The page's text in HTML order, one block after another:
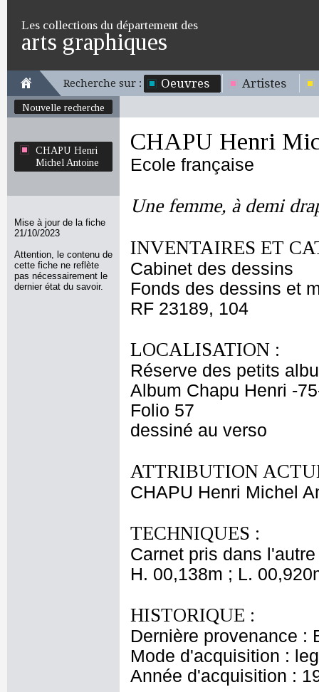
Les collections du département des
arts graphiques
Recherche sur : Oeuvres Artistes
Nouvelle recherche
CHAPU Henri
Michel Antoine
Mise à jour de la fiche
21/10/2023
Attention, le contenu de
cette fiche ne reflète
pas nécessairement le
dernier état du savoir.
CHAPU Henri
Ecole française
Une femme, à demi
INVENTAIRES ET
Cabinet des dessins
Fonds des dessins et
RF 23189, 104
LOCALISATION :
Réserve des petits
Album Chapu Henri -
Folio 57
dessiné au verso
ATTRIBUTION
CHAPU Henri Michel
TECHNIQUES :
Carnet pris dans
H. 00,138m ; L.
HISTORIQUE :
Dernière provenance :
Mode d'acquisition :
Année d'acquisition :